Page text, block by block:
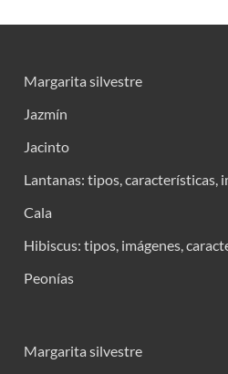
Margarita silvestre
Jazmín
Jacinto
Lantanas: tipos, características,
Cala
Hibiscus: tipos, imágenes,
Peonías
Margarita silvestre